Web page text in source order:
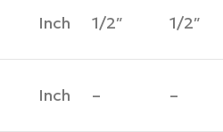
Inch 1/2″ 1/2″
Inch – –